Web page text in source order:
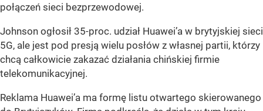
połączeń sieci bezprzewodowej.
Johnson ogłosił 35-proc. udział Huawei’a w brytyjskiej sieci
5G, ale jest pod presją wielu posłów z własnej partii, którzy
chcą całkowicie zakazać działania chińskiej firmie
telekomunikacyjnej.
Reklama Huawei’a ma formę listu otwartego skierowanego